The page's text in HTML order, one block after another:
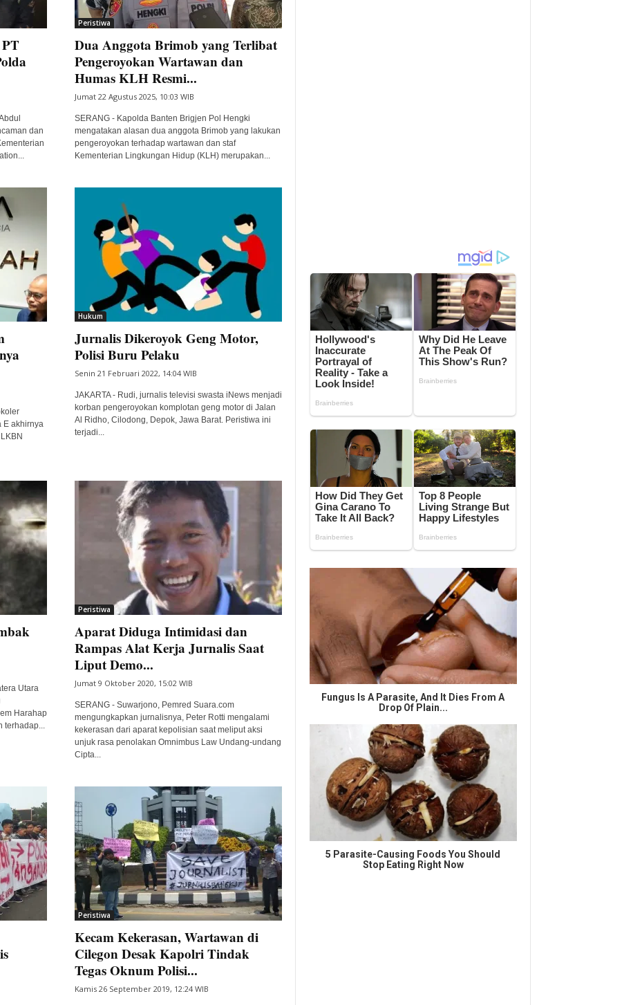
dan
Peristiwa
Dua Anggota Brimob yang Terlibat
Pengeroyokan Wartawan dan
Humas KLH Resmi...
Jumat 22 Agustus 2025, 10:03 WIB
SERANG - Kapolda Banten Brigjen Pol Hengki
mengatakan alasan dua anggota Brimob yang lakukan
pengeroyokan terhadap wartawan dan staf
Kementerian Lingkungan Hidup (KLH) merupakan...
E akhirnya
Hukum
Jurnalis Dikeroyok Geng Motor,
Polisi Buru Pelaku
Senin 21 Februari 2022, 14:04 WIB
JAKARTA - Rudi, jurnalis televisi swasta iNews menjadi
korban pengeroyokan komplotan geng motor di Jalan
Al Ridho, Cilodong, Depok, Jawa Barat. Peristiwa ini
terjadi...
Utara
Harahap
terhadap...
Peristiwa
Aparat Diduga Intimidasi dan
Rampas Alat Kerja Jurnalis Saat
Liput Demo...
Jumat 9 Oktober 2020, 15:02 WIB
SERANG - Suwarjono, Pemred Suara.com
mengungkapkan jurnalisnya, Peter Rotti mengalami
kekerasan dari aparat kepolisian saat meliput aksi
unjuk rasa penolakan Omnimbus Law Undang-undang
Cipta...
Peristiwa
Kecam Kekerasan, Wartawan di
Cilegon Desak Kapolri Tindak
Tegas Oknum Polisi...
Kamis 26 September 2019, 12:24 WIB
Fungus Is A Parasite, And It Dies From A
Drop Of Plain...
5 Parasite-Causing Foods You Should
Stop Eating Right Now